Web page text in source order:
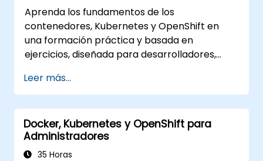
Aprenda los fundamentos de los
contenedores, Kubernetes y OpenShift en
una formación práctica y basada en
ejercicios, diseñada para desarrolladores,
participantes aprenderán a crear
aplicaciones contenidas, desplegar cargas de
trabajo, gestionar recursos de Kubernetes y
utilizar OpenShift para optimizar la entrega
moderna de aplicaciones en entornos de
nube e híbridos.
Leer más...
Docker, Kubernetes y OpenShift para
Administradores
35 Horas